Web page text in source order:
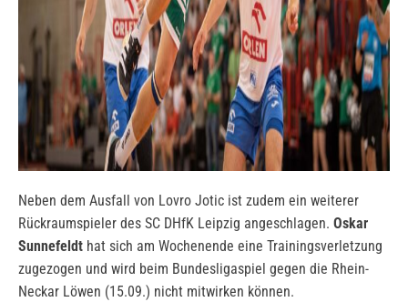
Neben dem Ausfall von Lovro Jotic ist zudem ein weiterer
Rückraumspieler des SC DHfK Leipzig angeschlagen. Oskar
Sunnefeldt hat sich am Wochenende eine Trainingsverletzung
zugezogen und wird beim Bundesligaspiel gegen die Rhein-
Neckar Löwen (15.09.) nicht mitwirken können.